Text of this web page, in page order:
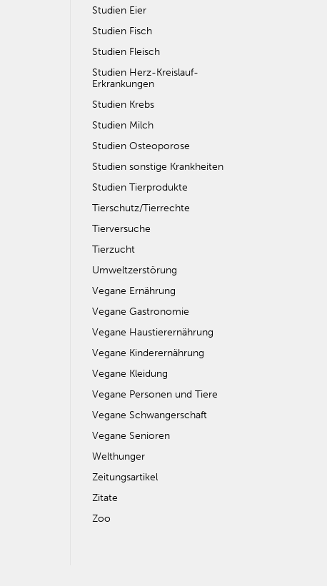
Studien Eier
Studien Fisch
Studien Fleisch
Studien Herz-Kreislauf-
Erkrankungen
Studien Krebs
Studien Milch
Studien Osteoporose
Studien sonstige Krankheiten
Studien Tierprodukte
Tierschutz/Tierrechte
Tierversuche
Tierzucht
Umweltzerstörung
Vegane Ernährung
Vegane Gastronomie
Vegane Haustierernährung
Vegane Kinderernährung
Vegane Kleidung
Vegane Personen und Tiere
Vegane Schwangerschaft
Vegane Senioren
Welthunger
Zeitungsartikel
Zitate
Zoo